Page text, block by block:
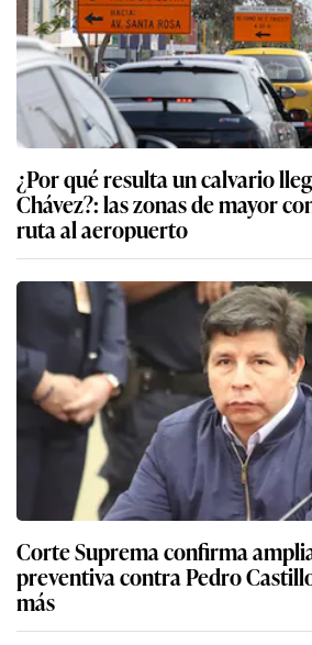
¿Por qué resulta un calvario
Chávez?: las zonas de mayor
ruta al aeropuerto
Corte Suprema confirma
preventiva contra Pedro
más